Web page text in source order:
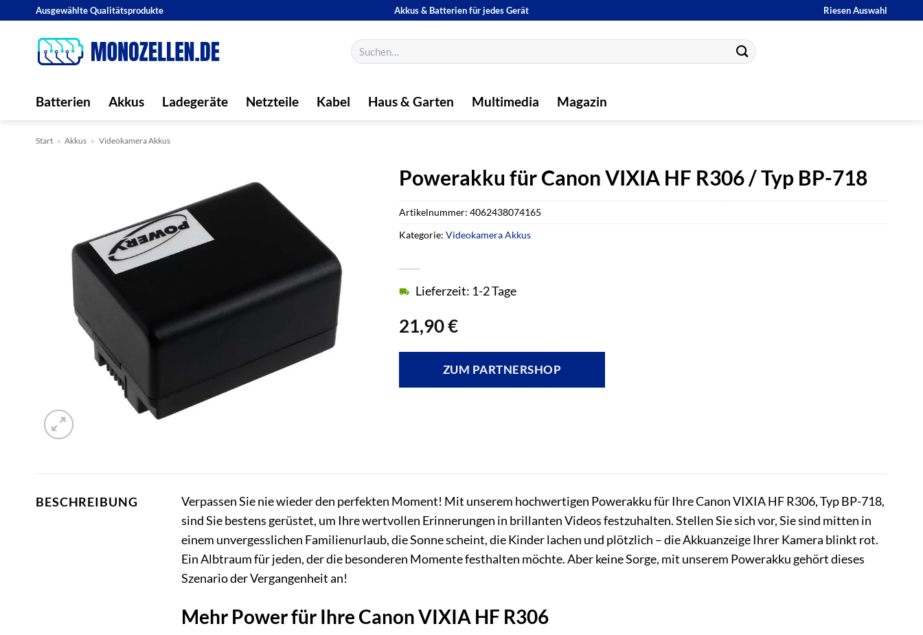
springen
Ausgewählte Qualitätsprodukte Akkus & Batterien für jedes Gerät Riesen Auswahl
Suchen
nach:
Batterien Akkus Ladegeräte Netzteile Kabel Haus & Garten Multimedia Magazin
Start » Akkus » Videokamera Akkus
Powerakku für Canon VIXIA HF R306 / Typ BP-718
21,90€
Lieferzeit: 1-2 Tage
ZUM PARTNERSHOP
Artikelnummer:4062438074165
Kategorie:Videokamera Akkus
BESCHREIBUNG
Verpassen Sie nie wieder den perfekten Moment! Mit unserem hochwertigen Powerakku für Ihre Canon VIXIA HF R306, Typ BP-718,
sind Sie bestens gerüstet, um Ihre wertvollen Erinnerungen in brillanten Videos festzuhalten. Stellen Sie sich vor, Sie sind mitten in
einem unvergesslichen Familienurlaub, die Sonne scheint, die Kinder lachen und plötzlich – die Akkuanzeige Ihrer Kamera blinkt rot.
Ein Albtraum für jeden, der die besonderen Momente festhalten möchte. Aber keine Sorge, mit unserem Powerakku gehört dieses
Szenario der Vergangenheit an!
Mehr Power für Ihre Canon VIXIA HF R306